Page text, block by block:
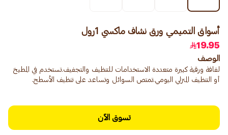
أسواق التميمي ورق نشاف ماكسي 1رول
19.95
الوصف
لفافة ورقية كبيرة متعددة الاستخدامات للتنظيف والتجفيف.تستخدم في المطبخ
أو التنظيف المنزلي اليومي.تمتص السوائل وتساعد على تنظيف الأسطح.
تسوق الآن